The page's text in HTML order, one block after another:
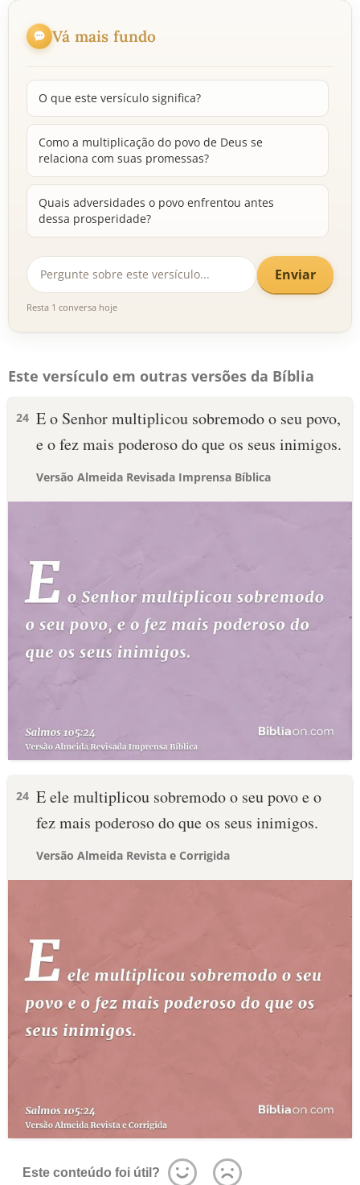
Vá mais fundo
O que este versículo significa?
Como a multiplicação do povo de Deus se
relaciona com suas promessas?
Quais adversidades o povo enfrentou antes
dessa prosperidade?
Enviar
Resta 1 conversa hoje
Este versículo em outras versões da Bíblia
24 E o Senhor multiplicou sobremodo o seu povo,
e o fez mais poderoso do que os seus inimigos.
Versão Almeida Revisada Imprensa Bíblica
24 E ele multiplicou sobremodo o seu povo e o
fez mais poderoso do que os seus inimigos.
Versão Almeida Revista e Corrigida
Este conteúdo foi útil?